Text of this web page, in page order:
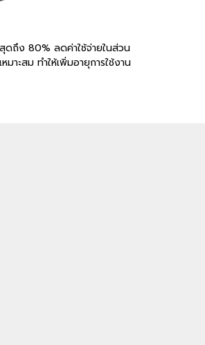
ดถึง 80% ลดค่าใช้จ่ายในส่วน
าะสม ทำให้เพิ่มอายุการใช้งาน